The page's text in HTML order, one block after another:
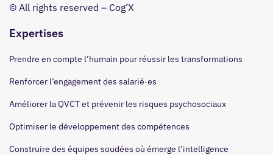
© All rights reserved – Cog’X
Expertises
Prendre en compte l’humain pour réussir les transformations
Renforcer l’engagement des salarié·es
Améliorer la QVCT et prévenir les risques psychosociaux
Optimiser le développement des compétences
Construire des équipes soudées où émerge l’intelligence